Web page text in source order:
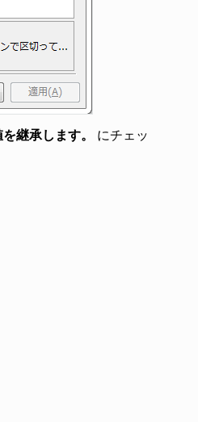
継承します。
にチェッ